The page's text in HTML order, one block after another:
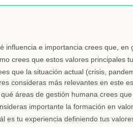
influencia e importancia crees que,
crees que estos valores principales
que la situación actual (crisis,
consideras más relevantes en este
áreas de gestión humana crees
importante la formación en
es tu experiencia definiendo tus